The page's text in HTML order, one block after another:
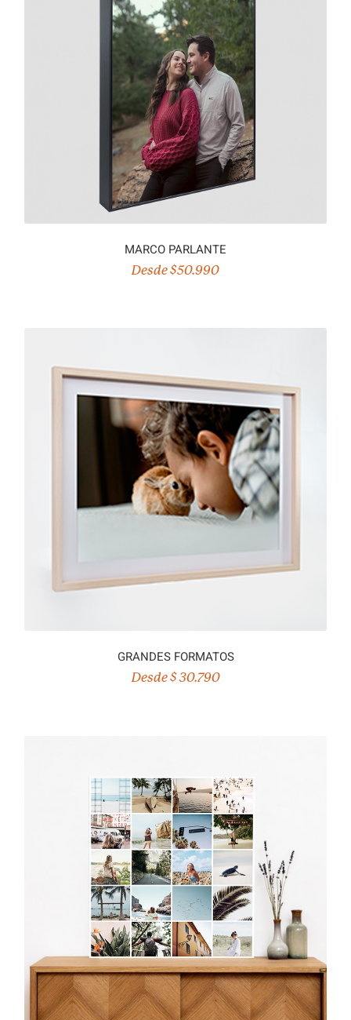
MARCO PARLANTE
Desde $50.990
GRANDES FORMATOS
Desde $ 30.790